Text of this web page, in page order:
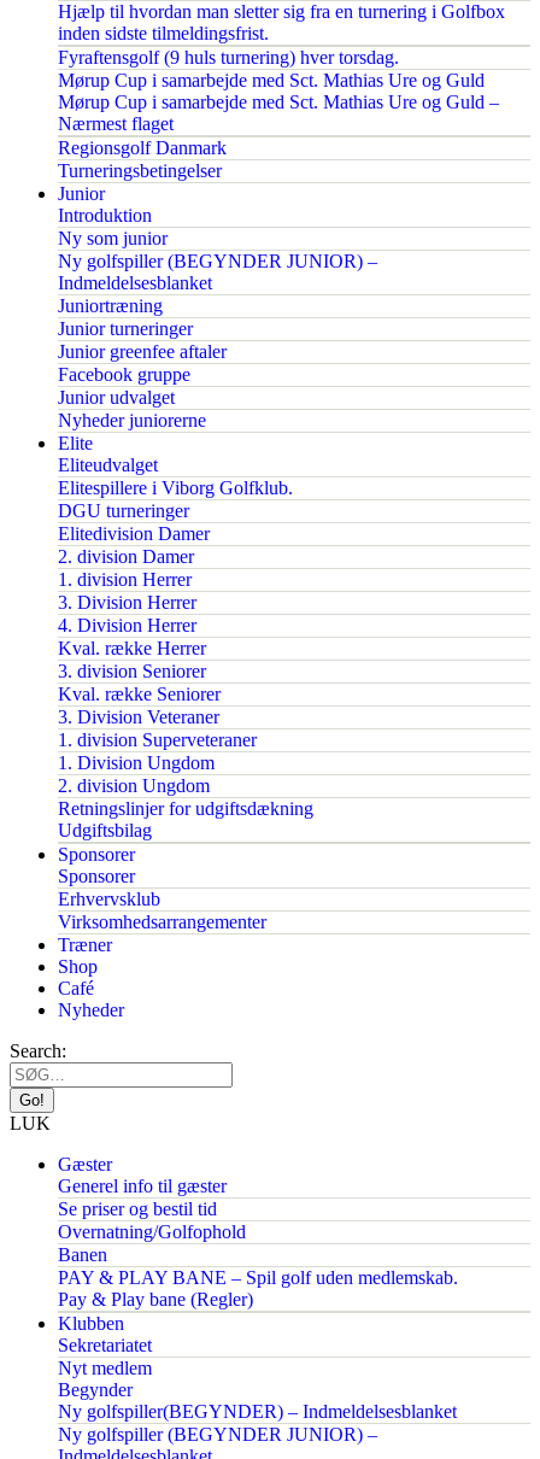
Hjælp til hvordan man sletter sig fra en turnering i Golfbox
inden sidste tilmeldingsfrist.
Fyraftensgolf (9 huls turnering) hver torsdag.
Mørup Cup i samarbejde med Sct. Mathias Ure og Guld
Mørup Cup i samarbejde med Sct. Mathias Ure og Guld –
Nærmest flaget
Regionsgolf Danmark
Turneringsbetingelser
Junior
Introduktion
Ny som junior
Ny golfspiller (BEGYNDER JUNIOR) –
Indmeldelsesblanket
Juniortræning
Junior turneringer
Junior greenfee aftaler
Facebook gruppe
Junior udvalget
Nyheder juniorerne
Elite
Eliteudvalget
Elitespillere i Viborg Golfklub.
DGU turneringer
Elitedivision Damer
2. division Damer
1. division Herrer
3. Division Herrer
4. Division Herrer
Kval. række Herrer
3. division Seniorer
Kval. række Seniorer
3. Division Veteraner
1. division Superveteraner
1. Division Ungdom
2. division Ungdom
Retningslinjer for udgiftsdækning
Udgiftsbilag
Sponsorer
Sponsorer
Erhvervsklub
Virksomhedsarrangementer
Træner
Shop
Café
Nyheder
Search:
LUK
Gæster
Generel info til gæster
Se priser og bestil tid
Overnatning/Golfophold
Banen
PAY & PLAY BANE – Spil golf uden medlemskab.
Pay & Play bane (Regler)
Klubben
Sekretariatet
Nyt medlem
Begynder
Ny golfspiller(BEGYNDER) – Indmeldelsesblanket
Ny golfspiller (BEGYNDER JUNIOR) –